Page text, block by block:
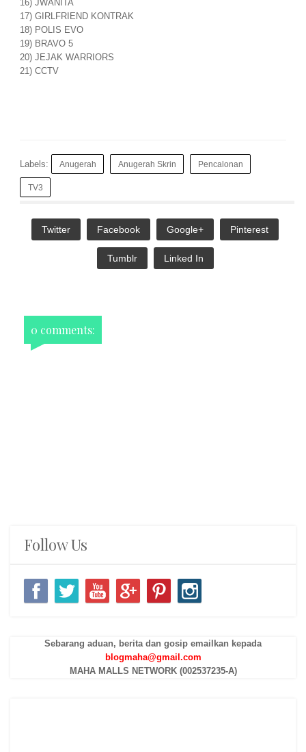
16) JWANITA
17) GIRLFRIEND KONTRAK
18) POLIS EVO
19) BRAVO 5
20) JEJAK WARRIORS
21) CCTV
Labels: Anugerah Anugerah Skrin Pencalonan
TV3
Twitter Facebook Google+ Pinterest
Tumblr Linked In
0 comments:
Follow Us
Sebarang aduan, berita dan gosip emailkan kepada
blogmaha@gmail.com
MAHA MALLS NETWORK (002537235-A)